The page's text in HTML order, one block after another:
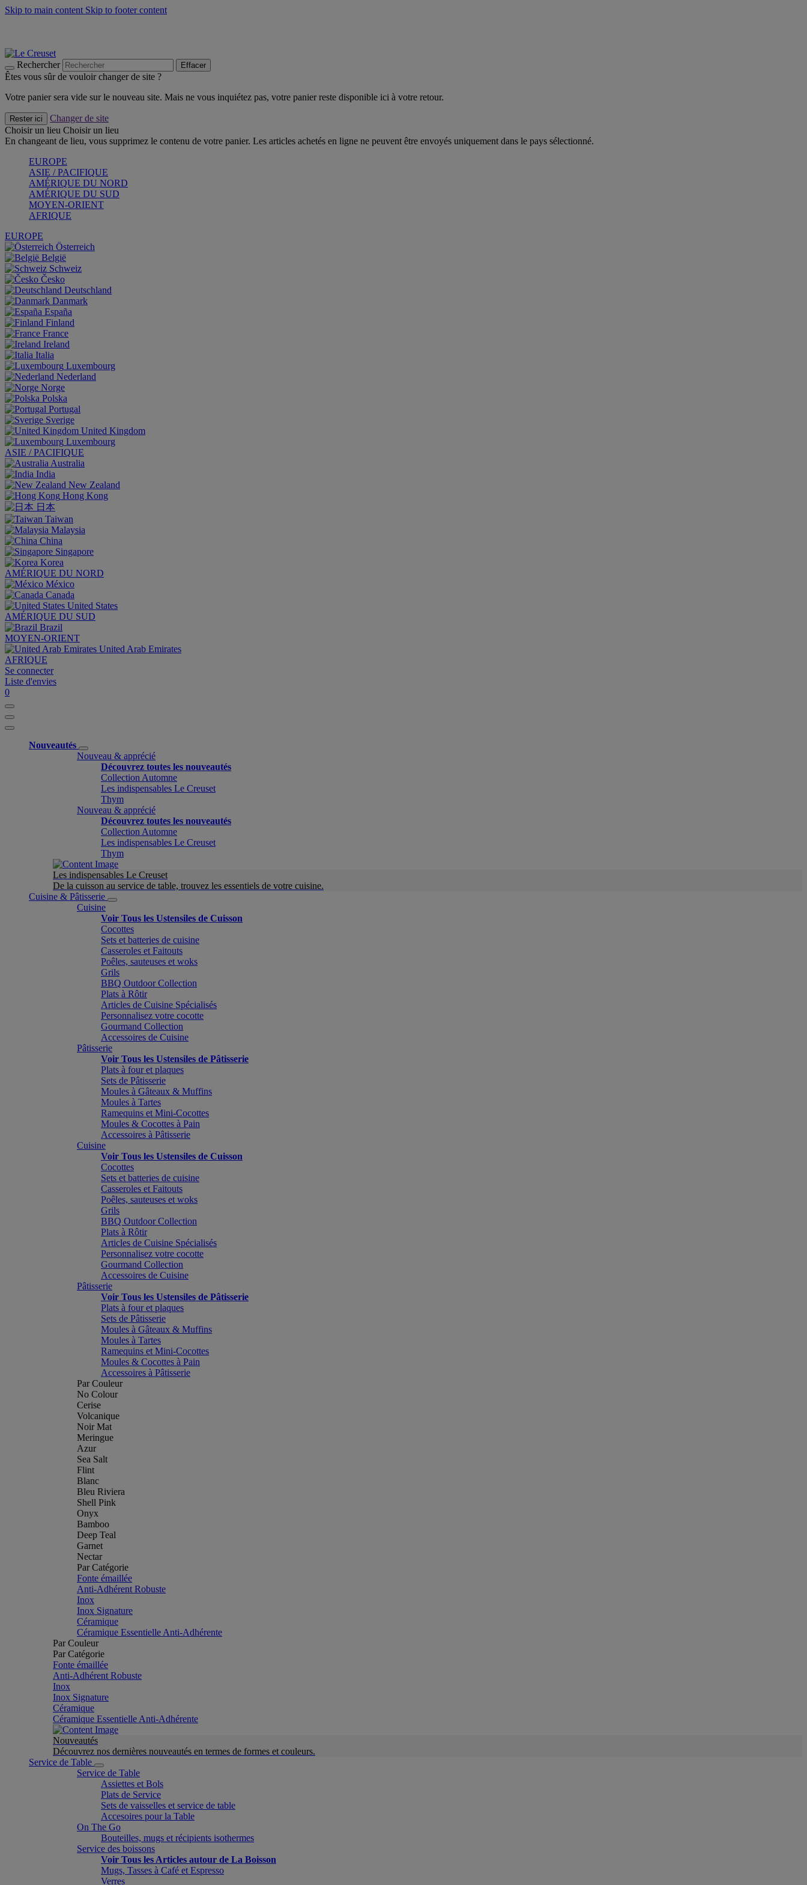
Skip to main content Skip to footer content
Rechercher Effacer
Êtes vous sûr de vouloir changer de site ?
Votre panier sera vide sur le nouveau site. Mais ne vous inquiétez pas, votre panier reste disponible ici à votre retour.
Rester ici
Changer de site
Choisir un lieu Choisir un lieu
En changeant de lieu, vous supprimez le contenu de votre panier. Les articles achetés en ligne ne peuvent être envoyés uniquement dans le pays sélectionné.
EUROPE
ASIE / PACIFIQUE
AMÉRIQUE DU NORD
AMÉRIQUE DU SUD
MOYEN-ORIENT
AFRIQUE
EUROPE
Österreich
België
Schweiz
Česko
Deutschland
Danmark
España
Finland
France
Ireland
Italia
Luxembourg
Nederland
Norge
Polska
Portugal
Sverige
United Kingdom
Luxembourg
ASIE / PACIFIQUE
Australia
India
New Zealand
Hong Kong
日本
Taiwan
Malaysia
China
Singapore
Korea
AMÉRIQUE DU NORD
México
Canada
United States
AMÉRIQUE DU SUD
Brazil
MOYEN-ORIENT
United Arab Emirates
AFRIQUE
Se connecter
Liste d'envies
0
Nouveautés
Nouveau & apprécié
Découvrez toutes les nouveautés
Collection Automne
Les indispensables Le Creuset
Thym
Nouveau & apprécié
Découvrez toutes les nouveautés
Collection Automne
Les indispensables Le Creuset
Thym
Les indispensables Le Creuset
De la cuisson au service de table, trouvez les essentiels de votre cuisine.
Cuisine & Pâtisserie
Cuisine
Voir Tous les Ustensiles de Cuisson
Cocottes
Sets et batteries de cuisine
Casseroles et Faitouts
Poêles, sauteuses et woks
Grils
BBQ Outdoor Collection
Plats à Rôtir
Articles de Cuisine Spécialisés
Personnalisez votre cocotte
Gourmand Collection
Accessoires de Cuisine
Pâtisserie
Voir Tous les Ustensiles de Pâtisserie
Plats à four et plaques
Sets de Pâtisserie
Moules à Gâteaux & Muffins
Moules à Tartes
Ramequins et Mini-Cocottes
Moules & Cocottes à Pain
Accessoires à Pâtisserie
Cuisine
Voir Tous les Ustensiles de Cuisson
Cocottes
Sets et batteries de cuisine
Casseroles et Faitouts
Poêles, sauteuses et woks
Grils
BBQ Outdoor Collection
Plats à Rôtir
Articles de Cuisine Spécialisés
Personnalisez votre cocotte
Gourmand Collection
Accessoires de Cuisine
Pâtisserie
Voir Tous les Ustensiles de Pâtisserie
Plats à four et plaques
Sets de Pâtisserie
Moules à Gâteaux & Muffins
Moules à Tartes
Ramequins et Mini-Cocottes
Moules & Cocottes à Pain
Accessoires à Pâtisserie
Par Couleur
No Colour
Cerise
Volcanique
Noir Mat
Meringue
Azur
Sea Salt
Flint
Blanc
Bleu Riviera
Shell Pink
Onyx
Bamboo
Deep Teal
Garnet
Nectar
Par Catégorie
Fonte émaillée
Anti-Adhérent Robuste
Inox
Inox Signature
Céramique
Céramique Essentielle Anti-Adhérente
Par Couleur
Par Catégorie
Fonte émaillée
Anti-Adhérent Robuste
Inox
Inox Signature
Céramique
Céramique Essentielle Anti-Adhérente
Nouveautés
Découvrez nos dernières nouveautés en termes de formes et couleurs.
Service de Table
Service de Table
Assiettes et Bols
Plats de Service
Sets de vaisselles et service de table
Accesoires pour la Table
On The Go
Bouteilles, mugs et récipients isothermes
Service des boissons
Voir Tous les Articles autour de La Boisson
Mugs, Tasses à Café et Espresso
Verres